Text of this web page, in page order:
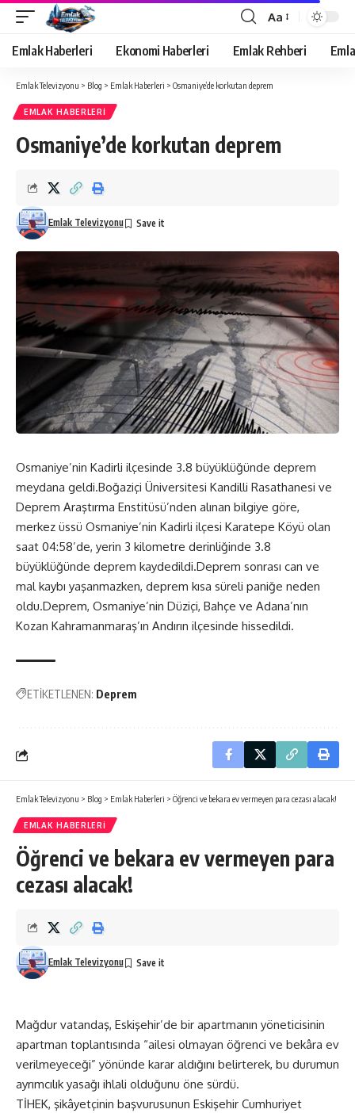
Yazı
Tipi
Boyutlandırıcı
Aa
Emlak Haberleri Ekonomi Haberleri Emlak Rehberi
Emlak Televizyonu > Blog > Emlak Haberleri > Osmaniye’de korkutan deprem
EMLAK HABERLERI
Osmaniye’de korkutan deprem
Emlak Televizyonu
Osmaniye’nin Kadirli ilçesinde 3.8 büyüklüğünde deprem
meydana geldi.Boğaziçi Üniversitesi Kandilli Rasathanesi ve
Deprem Araştırma Enstitüsü’nden alınan bilgiye göre,
merkez üssü Osmaniye’nin Kadirli ilçesi Karatepe Köyü olan
saat 04:58’de, yerin 3 kilometre derinliğinde 3.8
büyüklüğünde deprem kaydedildi.Deprem sonrası can ve
mal kaybı yaşanmazken, deprem kısa süreli paniğe neden
oldu.Deprem, Osmaniye’nin Düziçi, Bahçe ve Adana’nın
Kozan Kahramanmaraş’ın Andırın ilçesinde hissedildi.
ETİKETLENEN: Deprem
Emlak Televizyonu > Blog > Emlak Haberleri > Öğrenci ve bekara ev vermeyen para cezası alacak!
EMLAK HABERLERI
Öğrenci ve bekara ev vermeyen para
cezası alacak!
Emlak Televizyonu
Mağdur vatandaş, Eskişehir’de bir apartmanın yöneticisinin
apartman toplantısında “ailesi olmayan öğrenci ve bekâra ev
verilmeyeceği” yönünde karar aldığını belirterek, bu durumun
ayrımcılık yasağı ihlali olduğunu öne sürdü.
TİHEK, şikâyetçinin başvurusunun Eskişehir Cumhuriyet